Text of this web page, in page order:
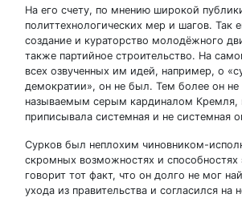
На его счету, по мнению широкой
политтехнологических мер и шагов. Так
создание и кураторство молодёжного
также партийное строительство. На
всех озвученных им идей, например, о
демократии», он не был. Тем более он
называемым серым кардиналом Кремля,
приписывала системная и не системная
Сурков был неплохим чиновником-
скромных возможностях и способностях
говорит тот факт, что он долго не мог
ухода из правительства и согласился на